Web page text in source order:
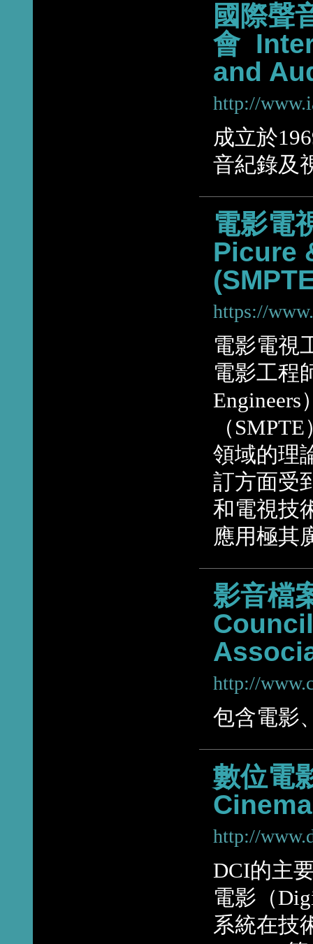
國際聲
會
and
http://
成立於
音紀錄及
電影電
Picure
https://
電影電視
電影工程
（
領域的理
訂方面受
和電視技
應用極其
影音檔
http://
包含電影
數位電
http://
DCI的主
電影（
系統在技